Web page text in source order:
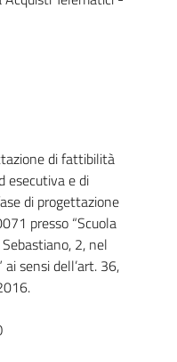
di fattibilità
esecutiva e di
di progettazione
presso “Scuola
2, nel
ai sensi dell’art. 36,